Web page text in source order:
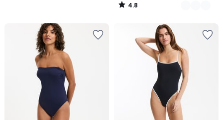
4.8
/